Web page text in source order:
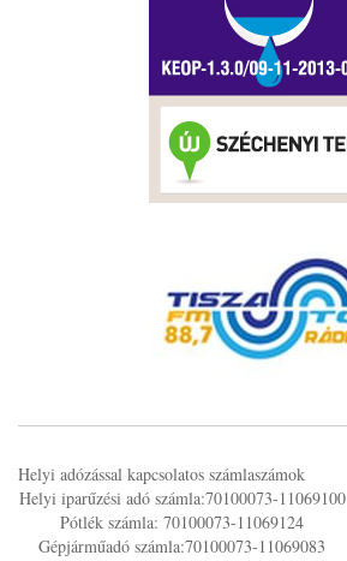
Helyi adózással kapcsolatos számlaszámok
Helyi iparűzési adó számla:70100073-11069100
Pótlék számla: 70100073-11069124
Gépjárműadó számla:70100073-11069083